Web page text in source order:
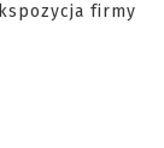
firmy